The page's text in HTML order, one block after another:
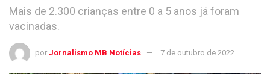
Mais de 2.300 crianças entre 0 a 5 anos já foram
vacinadas.
por Jornalismo MB Notícias 7 de outubro de 2022